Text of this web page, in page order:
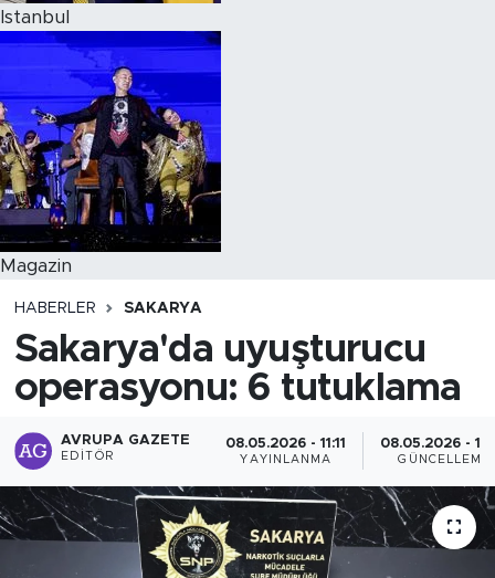
Istanbul
Magazin
HABERLER SAKARYA
Sakarya'da uyuşturucu
operasyonu: 6 tutuklama
AVRUPA GAZETE
EDITÖR
08.05.2026 - 11:11
YAYINLANMA
08.05.2026 -
GÜNCELLEME